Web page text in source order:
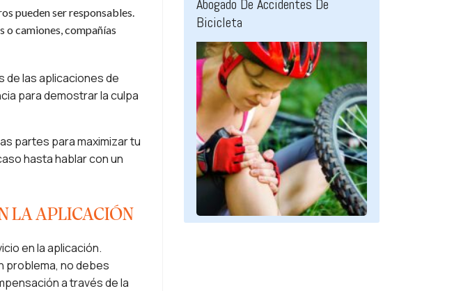
pueden ser responsables.
o camiones, compañías
las aplicaciones de
para demostrar la culpa
partes para maximizar tu
hasta hablar con un
LA APLICACIÓN
en la aplicación.
problema, no debes
a través de la
Abogado De Accidentes De
Bicicleta